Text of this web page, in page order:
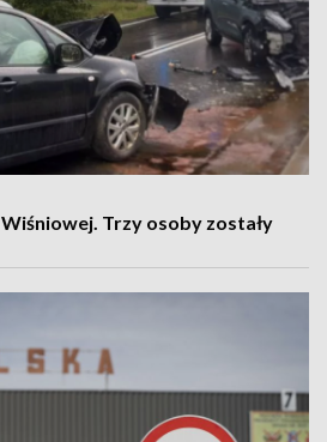
Trzy osoby zostały